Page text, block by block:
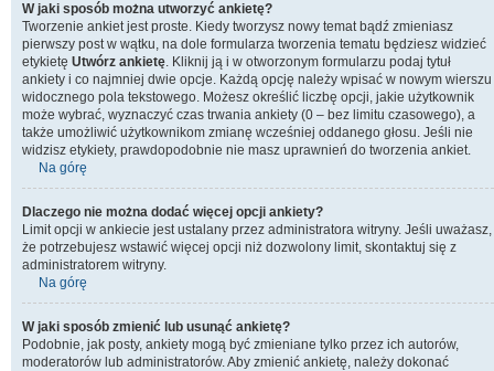
W jaki sposób można utworzyć ankietę?
Tworzenie ankiet jest proste. Kiedy tworzysz nowy temat bądź zmieniasz
pierwszy post w wątku, na dole formularza tworzenia tematu będziesz widzieć
etykietę Utwórz ankietę. Kliknij ją i w otworzonym formularzu podaj tytuł
ankiety i co najmniej dwie opcje. Każdą opcję należy wpisać w nowym wierszu
widocznego pola tekstowego. Możesz określić liczbę opcji, jakie użytkownik
może wybrać, wyznaczyć czas trwania ankiety (0 – bez limitu czasowego), a
także umożliwić użytkownikom zmianę wcześniej oddanego głosu. Jeśli nie
widzisz etykiety, prawdopodobnie nie masz uprawnień do tworzenia ankiet.
Na górę
Dlaczego nie można dodać więcej opcji ankiety?
Limit opcji w ankiecie jest ustalany przez administratora witryny. Jeśli uważasz,
że potrzebujesz wstawić więcej opcji niż dozwolony limit, skontaktuj się z
administratorem witryny.
Na górę
W jaki sposób zmienić lub usunąć ankietę?
Podobnie, jak posty, ankiety mogą być zmieniane tylko przez ich autorów,
moderatorów lub administratorów. Aby zmienić ankietę, należy dokonać